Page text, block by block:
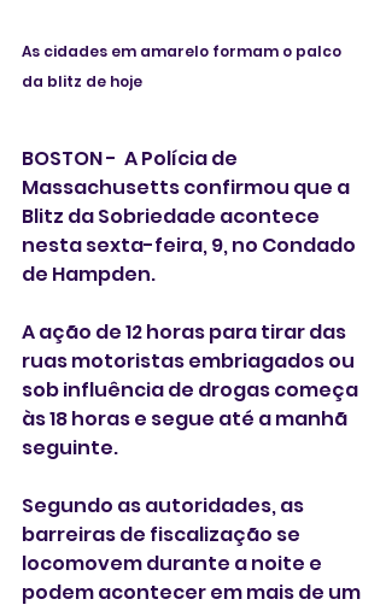
As cidades em amarelo formam o palco
da blitz de hoje
BOSTON -  A Polícia de
Massachusetts confirmou que a
Blitz da Sobriedade acontece
nesta sexta-feira, 9, no Condado
de Hampden.
A ação de 12 horas para tirar das
ruas motoristas embriagados ou
sob influência de drogas começa
às 18 horas e segue até a manhã
seguinte.
Segundo as autoridades, as
barreiras de fiscalização se
locomovem durante a noite e
podem acontecer em mais de um